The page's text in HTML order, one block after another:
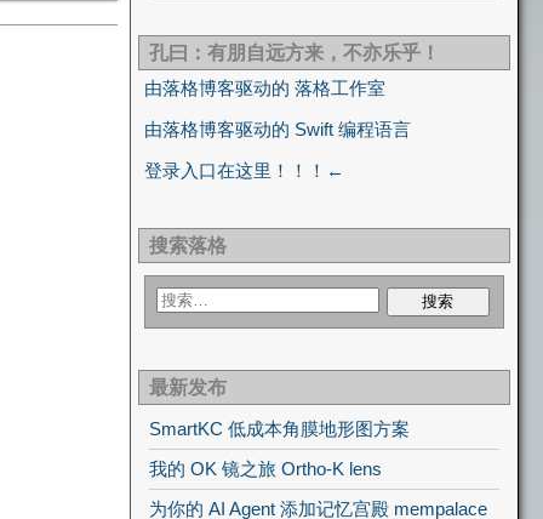
孔曰：有朋自远方来，不亦乐乎！
由落格博客驱动的 落格工作室
由落格博客驱动的 Swift 编程语言
登录入口在这里！！！←
搜索落格
最新发布
SmartKC 低成本角膜地形图方案
我的 OK 镜之旅 Ortho-K lens
为你的 AI Agent 添加记忆宫殿 mempalace